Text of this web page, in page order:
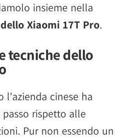
insieme nella
Xiaomi 17T Pro.
tecniche dello
l'azienda cinese ha
rispetto alle
Pur non essendo un